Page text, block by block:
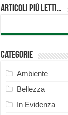
Articoli più Letti…
Categorie
Ambiente
Bellezza
In Evidenza